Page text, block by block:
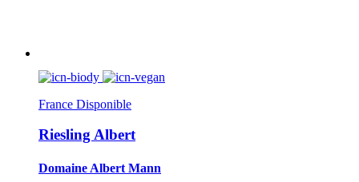
France Disponible
Riesling Albert
Domaine Albert Mann